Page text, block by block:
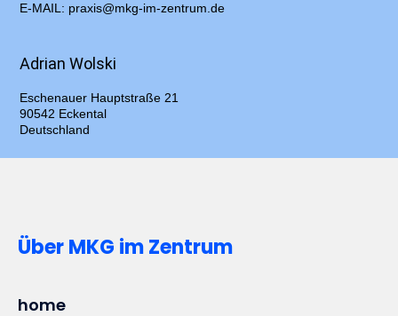
E-MAIL: praxis@mkg-im-zentrum.de
Adrian Wolski
Eschenauer Hauptstraße 21
90542 Eckental
Deutschland
Über MKG im Zentrum
home